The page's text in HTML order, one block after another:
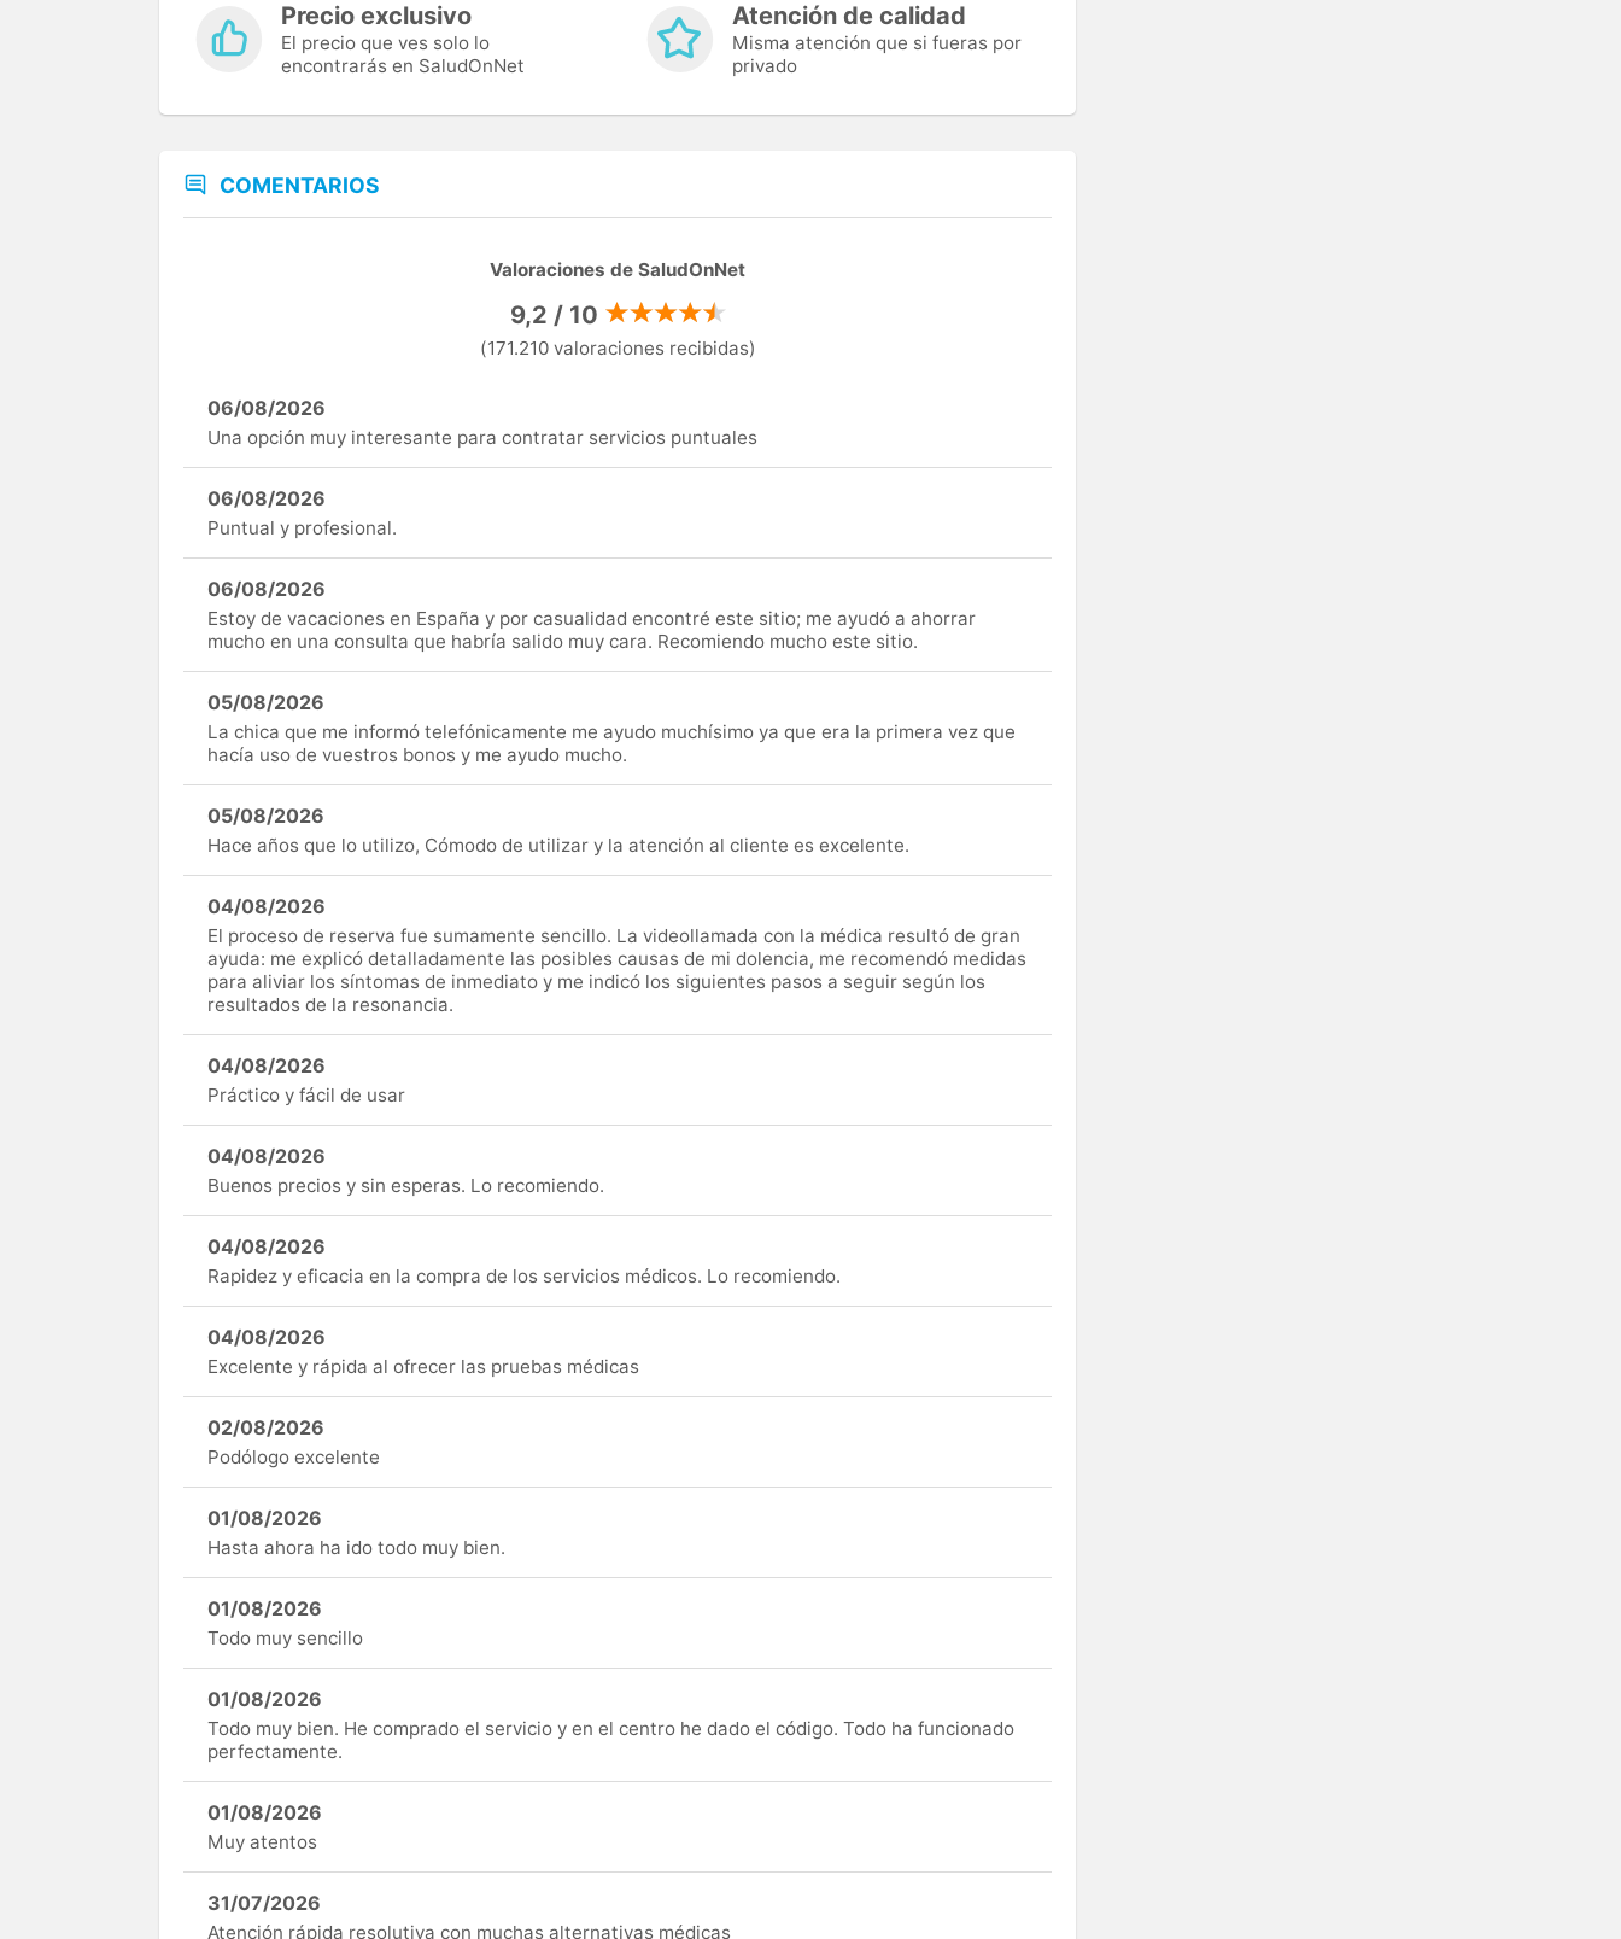
Precio exclusivo
El precio que ves solo lo
encontrarás en SaludOnNet
Atención de calidad
Misma atención que si fueras por
privado
COMENTARIOS
Valoraciones de SaludOnNet
9,2 / 10
(171.210 valoraciones recibidas)
06/08/2026
Una opción muy interesante para contratar servicios puntuales
06/08/2026
Puntual y profesional.
06/08/2026
Estoy de vacaciones en España y por casualidad encontré este sitio; me ayudó a ahorrar
mucho en una consulta que habría salido muy cara. Recomiendo mucho este sitio.
05/08/2026
La chica que me informó telefónicamente me ayudo muchísimo ya que era la primera vez que
hacía uso de vuestros bonos y me ayudo mucho.
05/08/2026
Hace años que lo utilizo, Cómodo de utilizar y la atención al cliente es excelente.
04/08/2026
El proceso de reserva fue sumamente sencillo. La videollamada con la médica resultó de gran
ayuda: me explicó detalladamente las posibles causas de mi dolencia, me recomendó medidas
para aliviar los síntomas de inmediato y me indicó los siguientes pasos a seguir según los
resultados de la resonancia.
04/08/2026
Práctico y fácil de usar
04/08/2026
Buenos precios y sin esperas. Lo recomiendo.
04/08/2026
Rapidez y eficacia en la compra de los servicios médicos. Lo recomiendo.
04/08/2026
Excelente y rápida al ofrecer las pruebas médicas
02/08/2026
Podólogo excelente
01/08/2026
Hasta ahora ha ido todo muy bien.
01/08/2026
Todo muy sencillo
01/08/2026
Todo muy bien. He comprado el servicio y en el centro he dado el código. Todo ha funcionado
perfectamente.
01/08/2026
Muy atentos
31/07/2026
Atención rápida resolutiva con muchas alternativas médicas